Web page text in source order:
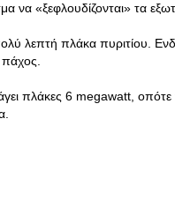
να «ξεφλουδίζονται» τα
λεπτή πλάκα πυριτίου.
πλάκες 6 megawatt,